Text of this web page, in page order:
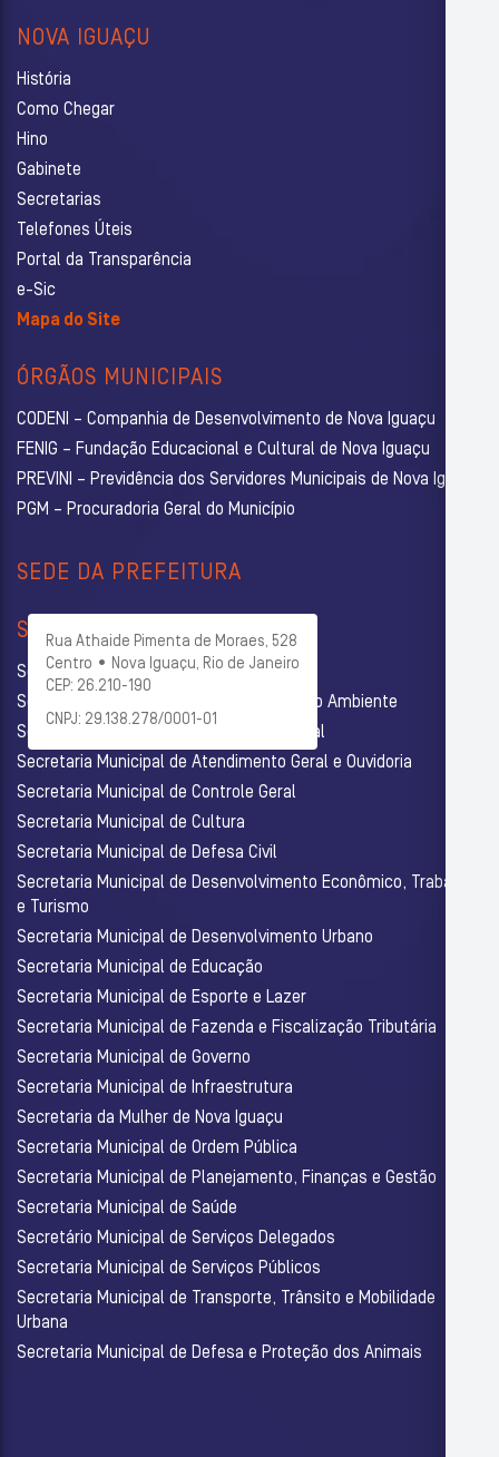
NOVA IGUAÇU
História
Como Chegar
Hino
Gabinete
Secretarias
Telefones Úteis
Portal da Transparência
e-Sic
Mapa do Site
ÓRGÃOS MUNICIPAIS
CODENI – Companhia de Desenvolvimento de Nova Iguaçu
FENIG – Fundação Educacional e Cultural de Nova Iguaçu
PREVINI – Previdência dos Servidores Municipais de Nova Iguaçu
PGM – Procuradoria Geral do Município
SEDE DA PREFEITURA
Rua Athaide Pimenta de Moraes, 528
Centro • Nova Iguaçu, Rio de Janeiro
CEP: 26.210-190
CNPJ: 29.138.278/0001-01
SECRETARIAS
Secretaria Municipal de Administração
Secretaria Municipal de Agricultura e Meio Ambiente
Secretaria Municipal de Assistência Social
Secretaria Municipal de Atendimento Geral e Ouvidoria
Secretaria Municipal de Controle Geral
Secretaria Municipal de Cultura
Secretaria Municipal de Defesa Civil
Secretaria Municipal de Desenvolvimento Econômico, Trabalho
e Turismo
Secretaria Municipal de Desenvolvimento Urbano
Secretaria Municipal de Educação
Secretaria Municipal de Esporte e Lazer
Secretaria Municipal de Fazenda e Fiscalização Tributária
Secretaria Municipal de Governo
Secretaria Municipal de Infraestrutura
Secretaria da Mulher de Nova Iguaçu
Secretaria Municipal de Ordem Pública
Secretaria Municipal de Planejamento, Finanças e Gestão
Secretaria Municipal de Saúde
Secretário Municipal de Serviços Delegados
Secretaria Municipal de Serviços Públicos
Secretaria Municipal de Transporte, Trânsito e Mobilidade
Urbana
Secretaria Municipal de Defesa e Proteção dos Animais